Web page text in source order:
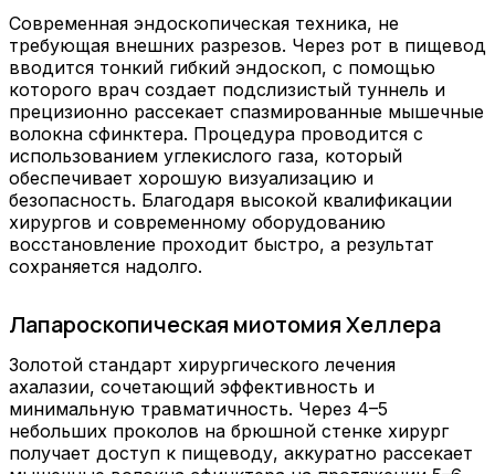
Современная эндоскопическая техника, не
требующая внешних разрезов. Через рот в пищевод
вводится тонкий гибкий эндоскоп, с помощью
которого врач создает подслизистый туннель и
прецизионно рассекает спазмированные мышечные
волокна сфинктера. Процедура проводится с
использованием углекислого газа, который
обеспечивает хорошую визуализацию и
безопасность. Благодаря высокой квалификации
хирургов и современному оборудованию
восстановление проходит быстро, а результат
сохраняется надолго.
Лапароскопическая миотомия Хеллера
Золотой стандарт хирургического лечения
ахалазии, сочетающий эффективность и
минимальную травматичность. Через 4–5
небольших проколов на брюшной стенке хирург
получает доступ к пищеводу, аккуратно рассекает